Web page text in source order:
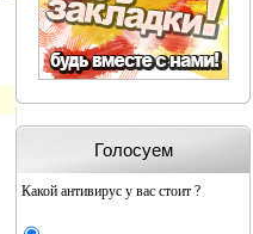
Голосуем
Какой антивирус у вас стоит ?